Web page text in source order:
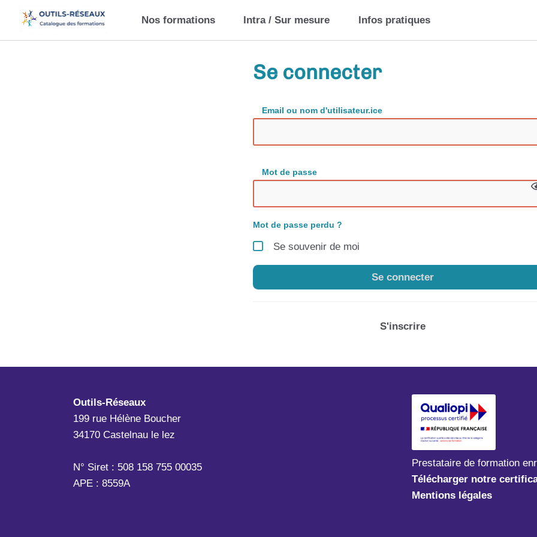
Aller au contenu principal Nos formations Intra / Sur mesure Infos pratiques
Se connecter
Email ou nom d'utilisateur.ice
Mot de passe
Mot de passe perdu ?
Se souvenir de moi
Se connecter
S'inscrire
Outils-Réseaux
199 rue Hélène Boucher
34170 Castelnau le lez
N° Siret : 508 158 755 00035
APE : 8559A
Prestataire de formation
Télécharger notre
Mentions légales